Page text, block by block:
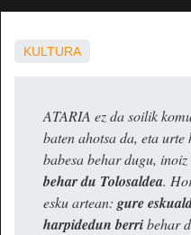
KULTURA
ATARIA ez da soilik
baten ahotsa da, eta urte
babesa behar dugu,
behar du Tolosaldea.
esku artean: gure
harpidedun berribehar